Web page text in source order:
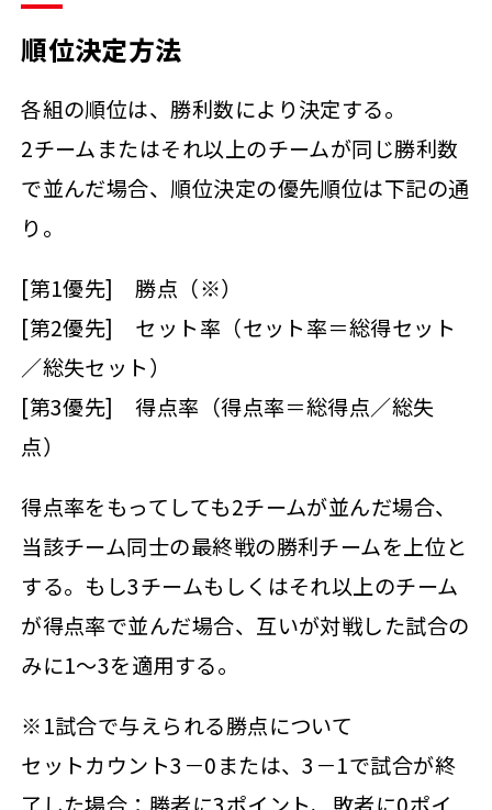
順位決定方法
各組の順位は、勝利数により決定する。
2チームまたはそれ以上のチームが同じ勝利数
で並んだ場合、順位決定の優先順位は下記の通
り。
[第1優先] 勝点（※）
[第2優先] セット率（セット率＝総得セット
／総失セット）
[第3優先] 得点率（得点率＝総得点／総失
点）
得点率をもってしても2チームが並んだ場合、
当該チーム同士の最終戦の勝利チームを上位と
する。もし3チームもしくはそれ以上のチーム
が得点率で並んだ場合、互いが対戦した試合の
みに1～3を適用する。
※1試合で与えられる勝点について
セットカウント3－0または、3－1で試合が終